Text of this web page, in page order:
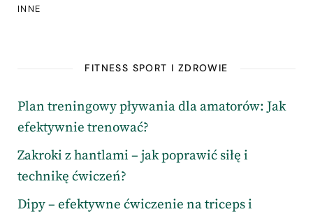
INNE
FITNESS SPORT I ZDROWIE
Plan treningowy pływania dla amatorów: Jak
efektywnie trenować?
Zakroki z hantlami – jak poprawić siłę i
technikę ćwiczeń?
Dipy – efektywne ćwiczenie na triceps i